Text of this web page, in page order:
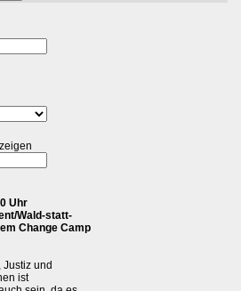
Uhr
Wald-statt-
Change Camp
und
ist